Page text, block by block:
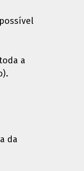
a
da